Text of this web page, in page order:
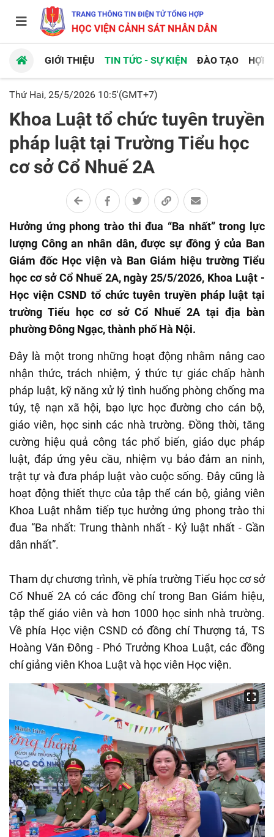
GIỚI THIỆU TIN TỨC - SỰ KIỆN ĐÀO TẠO HỢP
Thứ Hai, 25/5/2026 10:5'(GMT+7)
Khoa Luật tổ chức tuyên truyền
pháp luật tại Trường Tiểu học
cơ sở Cổ Nhuế 2A
Hưởng ứng phong trào thi đua “Ba nhất” trong lực
lượng Công an nhân dân, được sự đồng ý của Ban
Giám đốc Học viện và Ban Giám hiệu trường Tiểu
học cơ sở Cổ Nhuế 2A, ngày 25/5/2026, Khoa Luật -
Học viện CSND tổ chức tuyên truyền pháp luật tại
trường Tiểu học cơ sở Cổ Nhuế 2A tại địa bàn
phường Đông Ngạc, thành phố Hà Nội.
Đây là một trong những hoạt động nhằm nâng cao
nhận thức, trách nhiệm, ý thức tự giác chấp hành
pháp luật, kỹ năng xử lý tình huống phòng chống ma
túy, tệ nạn xã hội, bạo lực học đường cho cán bộ,
giáo viên, học sinh các nhà trường. Đồng thời, tăng
cường hiệu quả công tác phổ biến, giáo dục pháp
luật, đáp ứng yêu cầu, nhiệm vụ bảo đảm an ninh,
trật tự và đưa pháp luật vào cuộc sống. Đây cũng là
hoạt động thiết thực của tập thể cán bộ, giảng viên
Khoa Luật nhằm tiếp tục hưởng ứng phong trào thi
đua “Ba nhất: Trung thành nhất - Kỷ luật nhất - Gần
dân nhất”.
Tham dự chương trình, về phía trường Tiểu học cơ sở
Cổ Nhuế 2A có các đồng chí trong Ban Giám hiệu,
tập thể giáo viên và hơn 1000 học sinh nhà trường.
Về phía Học viện CSND có đồng chí Thượng tá, TS
Hoàng Văn Đông - Phó Trưởng Khoa Luật, các đồng
chí giảng viên Khoa Luật và học viên Học viện.